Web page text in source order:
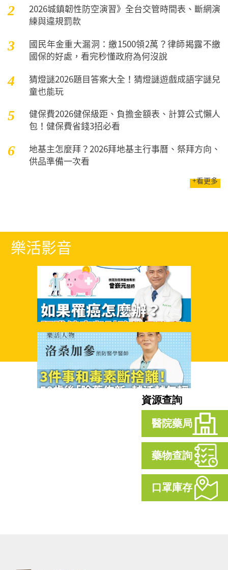
2
2026城鎮韌性防空演習》全台交管時間表、斷網演
練與違規罰款
3
國民年金重大漏洞：繳1500領2萬？律師揭露不繳
國保的好處，看完秒懂政府為何沒說
4
猜燈謎2026題目答案大全！猜燈謎遊戲成語字謎兒
童也能玩
5
健保費2026健保級距、負擔金額表、計算公式懶人
包！健保費省錢3招必看
6
地基主怎麼拜？2026拜地基主行事曆、祭拜方向、
供品準備一次看
+看更多
樂活影音
資源查詢
醫院藥局
藥物查詢
口罩庫存